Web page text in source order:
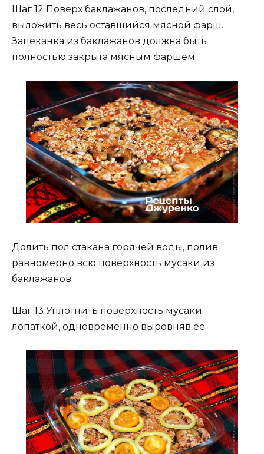
Шаг 12 Поверх баклажанов, последний слой,
выложить весь оставшийся мясной фарш.
Запеканка из баклажанов должна быть
полностью закрыта мясным фаршем.
Долить пол стакана горячей воды, полив
равномерно всю поверхность мусаки из
баклажанов.
Шаг 13 Уплотнить поверхность мусаки
лопаткой, одновременно выровняв ее.